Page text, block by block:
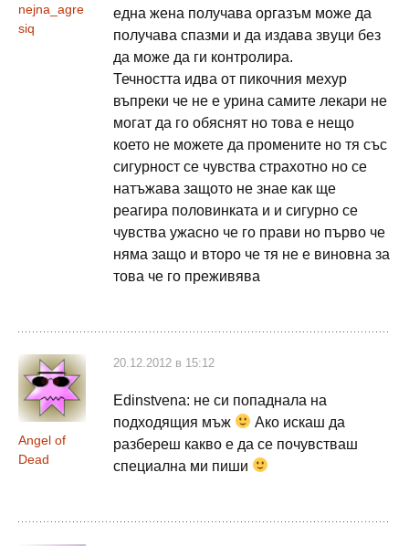
nejna_agre
siq
една жена получава оргазъм може да
получава спазми и да издава звуци без
да може да ги контролира.
Течността идва от пикочния мехур
въпреки че не е урина самите лекари не
могат да го обяснят но това е нещо
което не можете да промените но тя със
сигурност се чувства страхотно но се
натъжава защото не знае как ще
реагира половинката и и сигурно се
чувства ужасно че го прави но първо че
няма защо и второ че тя не е виновна за
това че го преживява
Angel of
Dead
20.12.2012 в 15:12
Edinstvena: не си попаднала на
подходящия мъж
Ако искаш да
разбереш какво е да се почувстваш
специална ми пиши